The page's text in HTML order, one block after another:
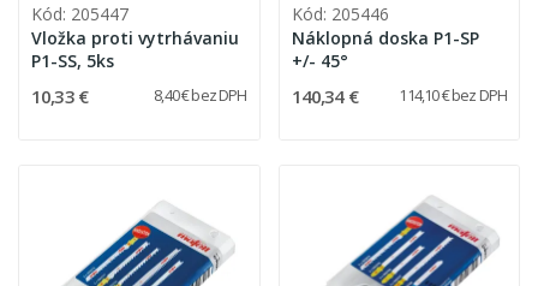
Kód: 205447
Vložka proti vytrhávaniu
P1-SS, 5ks
10,33 € 8,40 € bez DPH
Kód: 205446
Náklopná doska P1-SP
+/- 45°
140,34 € 114,10 € bez DPH